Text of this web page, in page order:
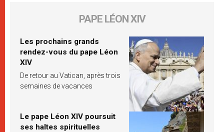
PAPE LÉON XIV
Les prochains grands
rendez-vous du pape Léon
XIV
De retour au Vatican, après trois
semaines de vacances
Le pape Léon XIV poursuit
ses haltes spirituelles